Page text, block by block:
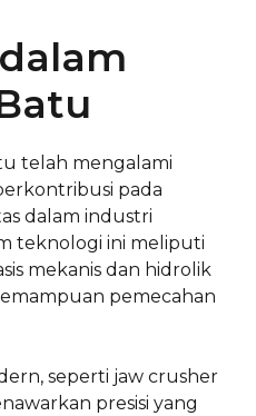
telah mengalami
pada
dalam industri
teknologi ini meliputi
mekanis dan hidrolik
pemecahan
seperti jaw crusher
presisi yang